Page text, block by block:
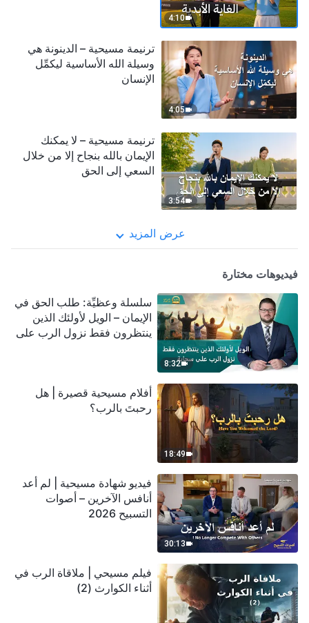
4:10
4:05
ترنيمة مسيحية – الدينونة هي
وسيلة الله الأساسية ليكمِّل
الإنسان
3:54
ترنيمة مسيحية – لا يمكنك
الإيمان بالله بنجاح إلا من خلال
السعي إلى الحق
عرض المزيد
فيديوهات مختارة
8:32
سلسلة وعظيِّة: طلب الحق في
الإيمان – الويل لأولئك الذين
ينتظرون فقط نزول الرب على
18:49
أفلام مسيحية قصيرة | هل
رحبتَ بالرب؟
30:13
فيديو شهادة مسيحية | لم أعد
أنافس الآخرين – أصوات
التسبيح 2026
فيلم مسيحي | ملاقاة الرب في
أثناء الكوارث (2)